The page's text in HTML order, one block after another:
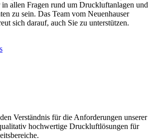
in allen Fragen rund um Druckluftanlagen und
zu sein. Das Team vom Neuenhauser
sich darauf, auch Sie zu unterstützen.
Verständnis für die Anforderungen unserer
hochwertige Druckluftlösungen für